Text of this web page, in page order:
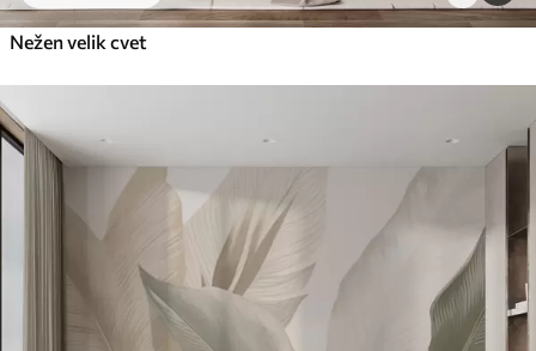
Nežen velik cvet